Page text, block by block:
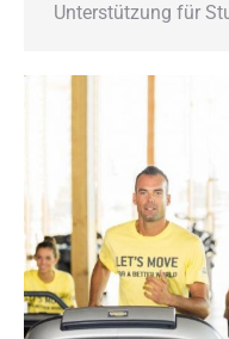
Unterstützung für